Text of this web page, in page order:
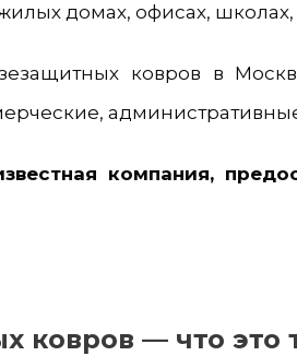
домах, офисах,
ковров в
компания,
ковров — что это